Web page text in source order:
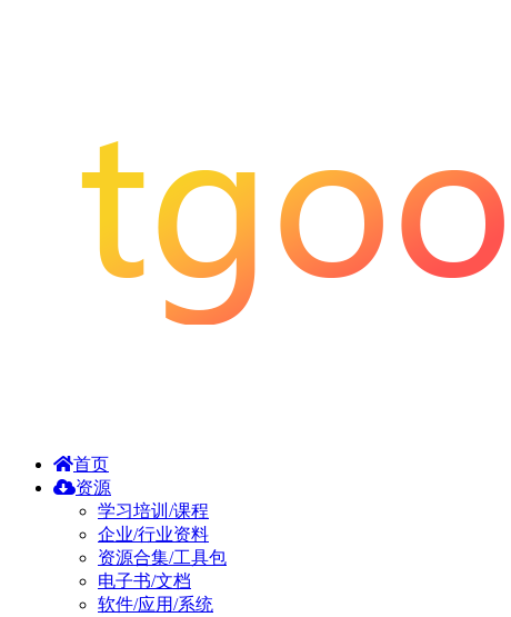
首页
资源
学习培训/课程
企业/行业资料
资源合集/工具包
电子书/文档
软件/应用/系统